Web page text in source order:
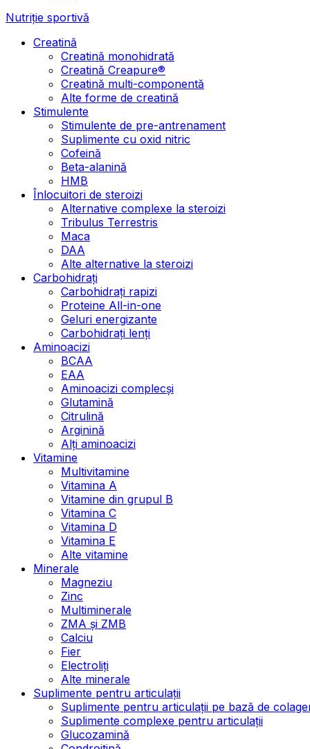
Nutriție sportivă
Creatină
Creatină monohidrată
Creatină Creapure®
Creatină multi-componentă
Alte forme de creatină
Stimulente
Stimulente de pre-antrenament
Suplimente cu oxid nitric
Cofeină
Beta-alanină
HMB
Înlocuitori de steroizi
Alternative complexe la steroizi
Tribulus Terrestris
Maca
DAA
Alte alternative la steroizi
Carbohidrați
Carbohidrați rapizi
Proteine All-in-one
Geluri energizante
Carbohidrați lenți
Aminoacizi
BCAA
EAA
Aminoacizi complecși
Glutamină
Citrulină
Arginină
Alți aminoacizi
Vitamine
Multivitamine
Vitamina A
Vitamine din grupul B
Vitamina C
Vitamina D
Vitamina E
Alte vitamine
Minerale
Magneziu
Zinc
Multiminerale
ZMA și ZMB
Calciu
Fier
Electroliți
Alte minerale
Suplimente pentru articulații
Suplimente pentru articulații pe bază de
Suplimente complexe pentru articulații
Glucozamină